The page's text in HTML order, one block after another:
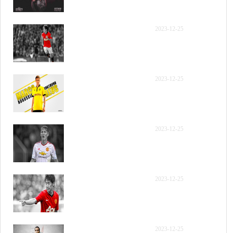
2023-12-25
2023-12-25
2023-12-25
2023-12-25
2023-12-25